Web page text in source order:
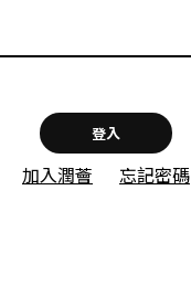
登入
加入潤薈 忘記密碼